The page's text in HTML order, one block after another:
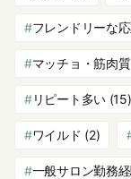
フレンドリーな
マッチョ・筋肉質
リピート多い(15)
ワイルド (2)
一般サロン勤務